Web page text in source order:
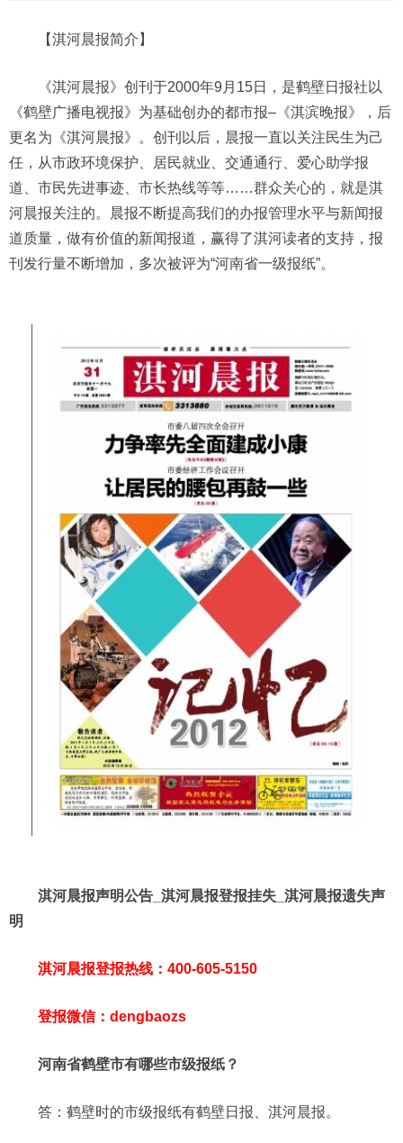
【淇河晨报简介】
《淇河晨报》创刊于2000年9月15日，是鹤壁日报社以
《鹤壁广播电视报》为基础创办的都市报–《淇滨晚报》，后
更名为《淇河晨报》。创刊以后，晨报一直以关注民生为己
任，从市政环境保护、居民就业、交通通行、爱心助学报
道、市民先进事迹、市长热线等等……群众关心的，就是淇
河晨报关注的。晨报不断提高我们的办报管理水平与新闻报
道质量，做有价值的新闻报道，赢得了淇河读者的支持，报
刊发行量不断增加，多次被评为“河南省一级报纸”。
淇河晨报声明公告_淇河晨报登报挂失_淇河晨报遗失声
明
淇河晨报登报热线：400-605-5150
登报微信：dengbaozs
河南省鹤壁市有哪些市级报纸？
答：鹤壁时的市级报纸有鹤壁日报、淇河晨报。